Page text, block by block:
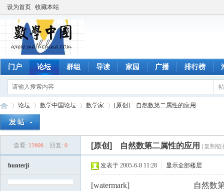
设为首页 收藏本站
门户 论坛 群组 导读 家园 广播 排行榜
论坛
›
数学中国论坛 数学家
›
[原创] 自然数第二属性的应用
查看: 11606 回复: 0 [原创] 自然数第二属性的应用 [复制链
hunterji 发表于 2005-6-8 11:28 显示全部楼层
[watermark] 自然数第二